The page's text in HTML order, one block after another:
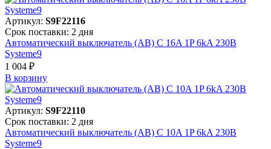
Артикул: S9F22116
Срок поставки: 2 дня
Автоматический выключатель (АВ) C 16A 1P 6kA 230В
Systeme9
1 004 ₽
В корзинy
Артикул: S9F22110
Срок поставки: 2 дня
Автоматический выключатель (АВ) C 10A 1P 6kA 230В
Systeme9